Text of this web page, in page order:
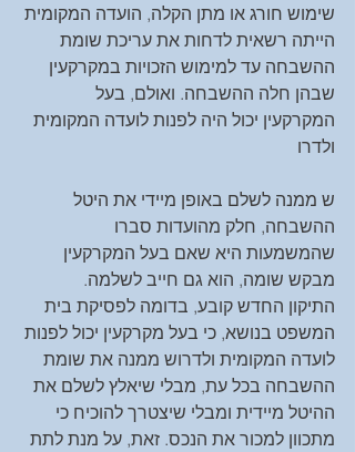
שימוש חורג או מתן הקלה, הועדה המקומית
הייתה רשאית לדחות את עריכת שומת
ההשבחה עד למימוש הזכויות במקרקעין
שבהן חלה ההשבחה. ואולם, בעל
המקרקעין יכול היה לפנות לועדה המקומית
ולדרו
ש ממנה לשלם באופן מיידי את היטל
ההשבחה, חלק מהועדות סברו
שהמשמעות היא שאם בעל המקרקעין
מבקש שומה, הוא גם חייב לשלמה.
התיקון החדש קובע, בדומה לפסיקת בית
המשפט בנושא, כי בעל מקרקעין יכול לפנות
לועדה המקומית ולדרוש ממנה את שומת
ההשבחה בכל עת, מבלי שיאלץ לשלם את
ההיטל מיידית ומבלי שיצטרך להוכיח כי
מתכוון למכור את הנכס. זאת, על מנת לתת